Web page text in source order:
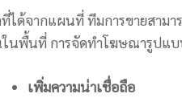
ได้จากแผนที่ ทีมการขายสามา
ในพื้นที่ การจัดทำโฆษณารูปแ
เพิ่มความน่าเชื่อถือ